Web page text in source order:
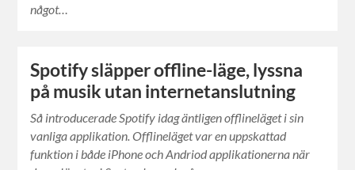
något…
Spotify släpper offline-läge, lyssna
på musik utan internetanslutning
Så introducerade Spotify idag äntligen offlineläget i sin
vanliga applikation. Offlineläget var en uppskattad
funktion i både iPhone och Andriod applikationerna när